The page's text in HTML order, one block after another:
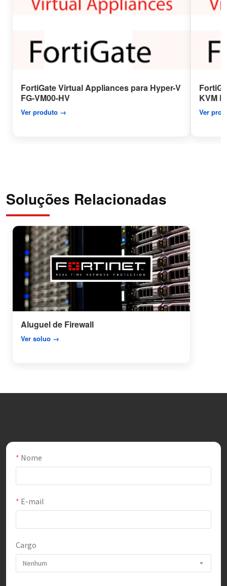
FortiGate Virtual Appliances para Hyper-V
FG-VM00-HV
Ver produto →
KVM
Ver
Soluções Relacionadas
Aluguel de Firewall
Ver soluo →